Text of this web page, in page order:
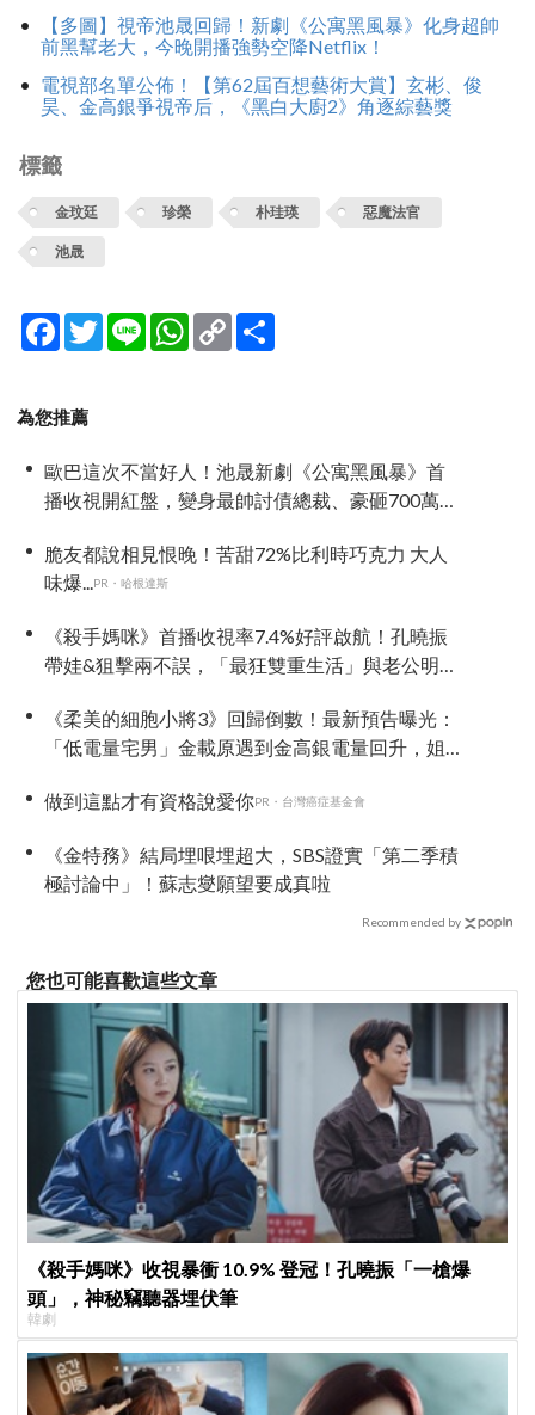
【多圖】視帝池晟回歸！新劇《公寓黑風暴》化身超帥
前黑幫老大，今晚開播強勢空降Netflix！
電視部名單公佈！【第62屆百想藝術大賞】玄彬、俊
昊、金高銀爭視帝后，《黑白大廚2》角逐綜藝獎
標籤
金玟廷 珍榮 朴珪瑛 惡魔法官
‎池晟
Facebook
TwitterLine WhatsApp
Copy
Link
為您推薦
歐巴這次不當好人！池晟新劇《公寓黑風暴》首
播收視開紅盤，變身最帥討債總裁、豪砸700萬娶
脆友都說相見恨晚！苦甜72%比利時巧克力 大人
味爆...PR・哈根達斯
《殺手媽咪》首播收視率7.4%好評啟航！孔曉振
帶娃&狙擊兩不誤，「最狂雙重生活」與老公明追
《柔美的細胞小將3》回歸倒數！最新預告曝光：
「低電量宅男」金載原遇到金高銀電量回升，姐
做到這點才有資格說愛你PR・台灣癌症基金會
《金特務》結局埋哏埋超大，SBS證實「第二季積
極討論中」！蘇志燮願望要成真啦
Recommended by
您也可能喜歡這些文章
《殺手媽咪》收視暴衝 10.9% 登冠！孔曉振「一槍爆
頭」，神秘竊聽器埋伏筆
韓劇